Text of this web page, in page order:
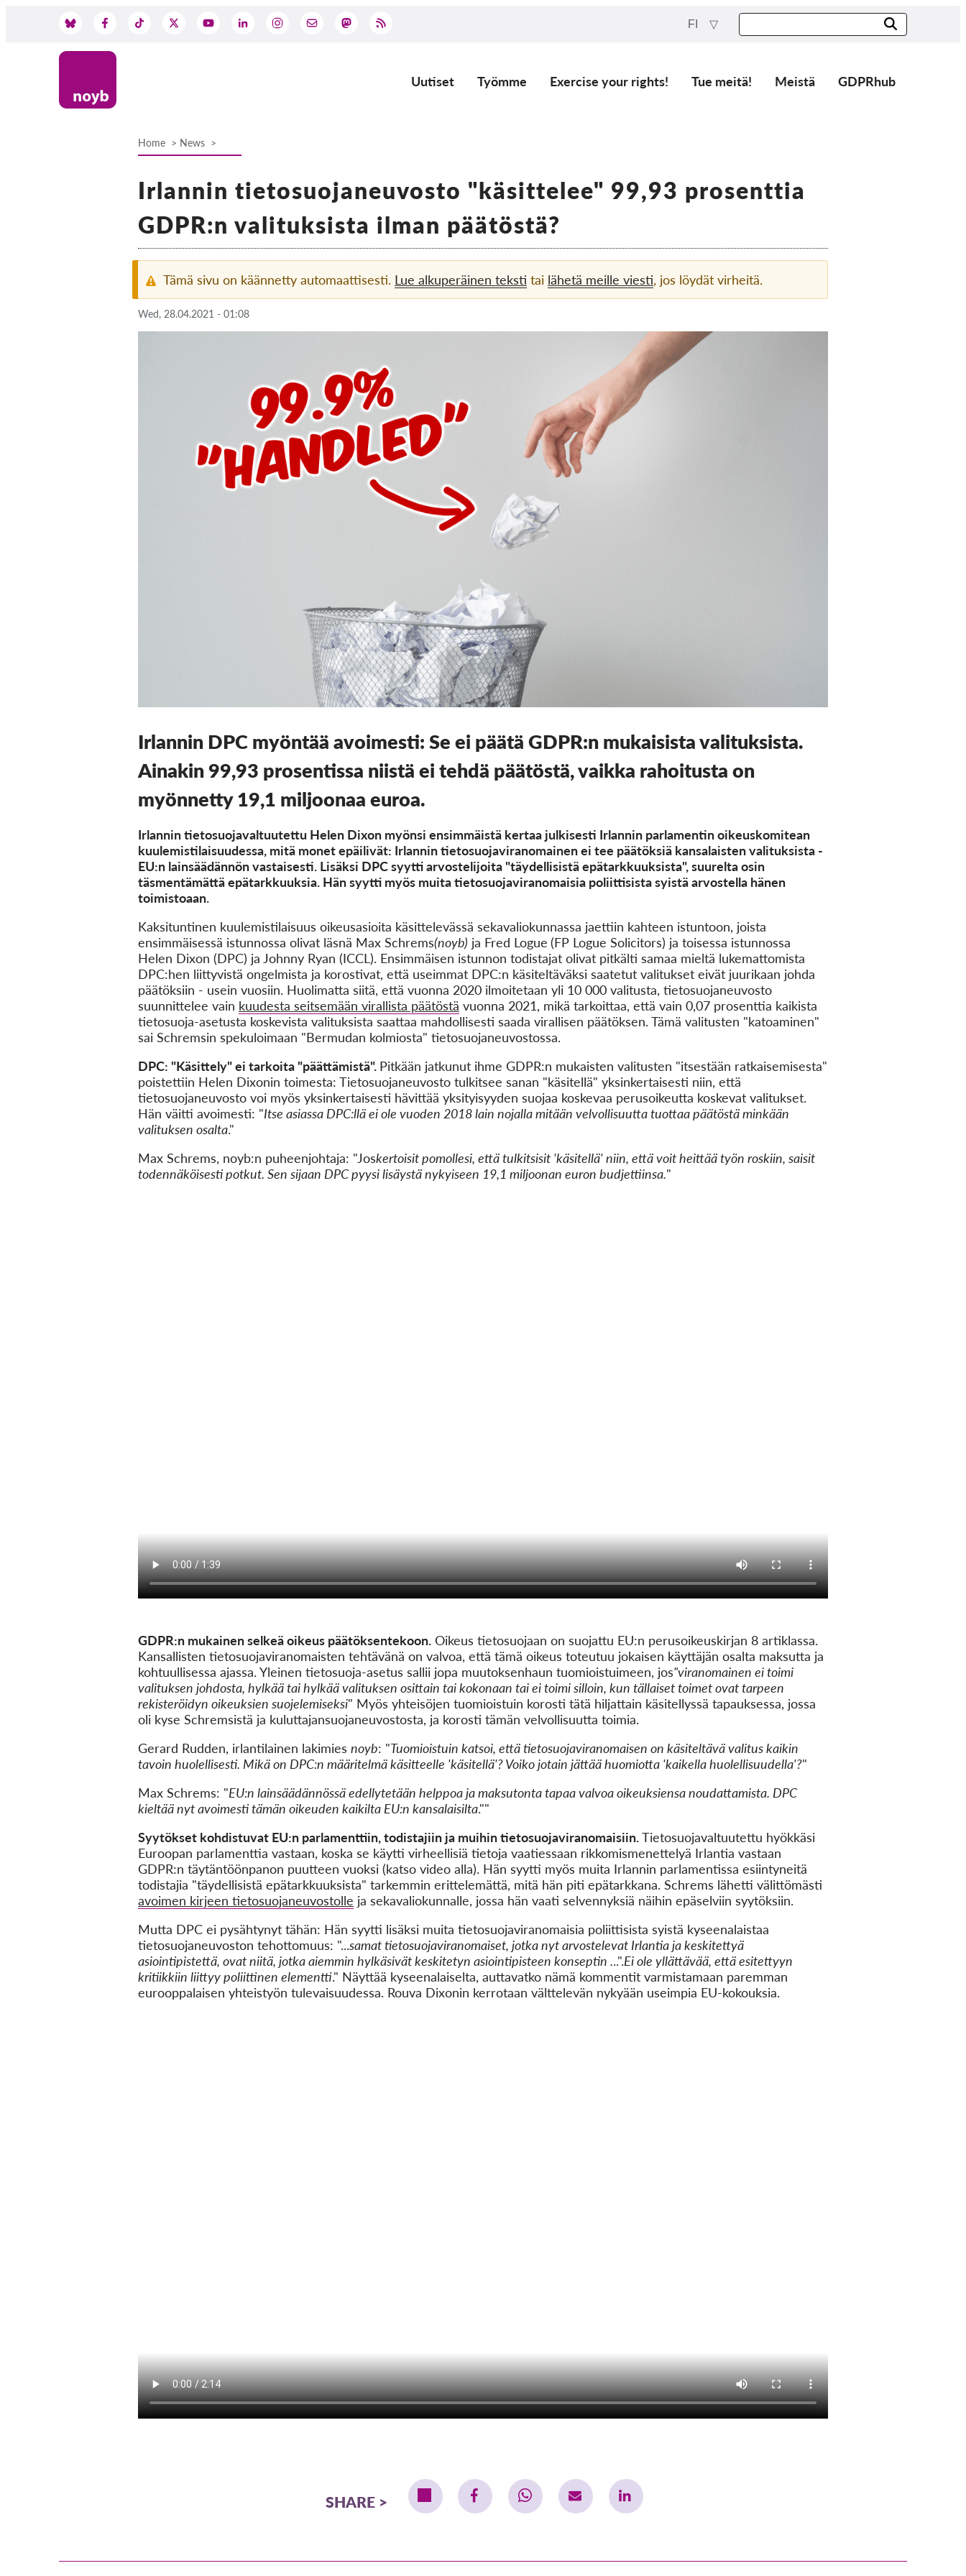
FI
Main
Uutiset Työmme Exercise your rights! Tue meitä! Meistä GDPRhub
Home News
Irlannin tietosuojaneuvosto "käsittelee" 99,93 prosenttia
GDPR:n valituksista ilman päätöstä?
Tämä sivu on käännetty automaattisesti. Lue alkuperäinen teksti tai lähetä meille viesti, jos löydät virheitä.
Wed, 28.04.2021 - 01:08
Irlannin DPC myöntää avoimesti: Se ei päätä GDPR:n mukaisista valituksista.
Ainakin 99,93 prosentissa niistä ei tehdä päätöstä, vaikka rahoitusta on
myönnetty 19,1 miljoonaa euroa.
Irlannin tietosuojavaltuutettu Helen Dixon myönsi ensimmäistä kertaa julkisesti Irlannin parlamentin oikeuskomitean
kuulemistilaisuudessa, mitä monet epäilivät: Irlannin tietosuojaviranomainen ei tee päätöksiä kansalaisten valituksista -
EU:n lainsäädännön vastaisesti. Lisäksi DPC syytti arvostelijoita "täydellisistä epätarkkuuksista", suurelta osin
täsmentämättä epätarkkuuksia. Hän syytti myös muita tietosuojaviranomaisia poliittisista syistä arvostella hänen
toimistoaan.
Kaksituntinen kuulemistilaisuus oikeusasioita käsittelevässä sekavaliokunnassa jaettiin kahteen istuntoon, joista
ensimmäisessä istunnossa olivat läsnä Max Schrems(noyb) ja Fred Logue (FP Logue Solicitors) ja toisessa istunnossa
Helen Dixon (DPC) ja Johnny Ryan (ICCL). Ensimmäisen istunnon todistajat olivat pitkälti samaa mieltä lukemattomista
DPC:hen liittyvistä ongelmista ja korostivat, että useimmat DPC:n käsiteltäväksi saatetut valitukset eivät juurikaan johda
päätöksiin - usein vuosiin. Huolimatta siitä, että vuonna 2020 ilmoitetaan yli 10 000 valitusta, tietosuojaneuvosto
suunnittelee vain kuudesta seitsemään virallista päätöstä vuonna 2021, mikä tarkoittaa, että vain 0,07 prosenttia kaikista
tietosuoja-asetusta koskevista valituksista saattaa mahdollisesti saada virallisen päätöksen. Tämä valitusten "katoaminen"
sai Schremsin spekuloimaan "Bermudan kolmiosta" tietosuojaneuvostossa.
DPC: "Käsittely" ei tarkoita "päättämistä". Pitkään jatkunut ihme GDPR:n mukaisten valitusten "itsestään ratkaisemisesta"
poistettiin Helen Dixonin toimesta: Tietosuojaneuvosto tulkitsee sanan "käsitellä" yksinkertaisesti niin, että
tietosuojaneuvosto voi myös yksinkertaisesti hävittää yksityisyyden suojaa koskevaa perusoikeutta koskevat valitukset.
Hän väitti avoimesti: "Itse asiassa DPC:llä ei ole vuoden 2018 lain nojalla mitään velvollisuutta tuottaa päätöstä minkään
valituksen osalta."
Max Schrems, noyb:n puheenjohtaja: "Joskertoisit pomollesi, että tulkitsisit 'käsitellä' niin, että voit heittää työn roskiin, saisit
todennäköisesti potkut. Sen sijaan DPC pyysi lisäystä nykyiseen 19,1 miljoonan euron budjettiinsa."
GDPR:n mukainen selkeä oikeus päätöksentekoon. Oikeus tietosuojaan on suojattu EU:n perusoikeuskirjan 8 artiklassa.
Kansallisten tietosuojaviranomaisten tehtävänä on valvoa, että tämä oikeus toteutuu jokaisen käyttäjän osalta maksutta ja
kohtuullisessa ajassa. Yleinen tietosuoja-asetus sallii jopa muutoksenhaun tuomioistuimeen, jos"viranomainen ei toimi
valituksen johdosta, hylkää tai hylkää valituksen osittain tai kokonaan tai ei toimi silloin, kun tällaiset toimet ovat tarpeen
rekisteröidyn oikeuksien suojelemiseksi" Myös yhteisöjen tuomioistuin korosti tätä hiljattain käsitellyssä tapauksessa, jossa
oli kyse Schremsistä ja kuluttajansuojaneuvostosta, ja korosti tämän velvollisuutta toimia.
Gerard Rudden, irlantilainen lakimies noyb: "Tuomioistuin katsoi, että tietosuojaviranomaisen on käsiteltävä valitus kaikin
tavoin huolellisesti. Mikä on DPC:n määritelmä käsitteelle 'käsitellä'? Voiko jotain jättää huomiotta 'kaikella huolellisuudella'?"
Max Schrems: "EU:n lainsäädännössä edellytetään helppoa ja maksutonta tapaa valvoa oikeuksiensa noudattamista. DPC
kieltää nyt avoimesti tämän oikeuden kaikilta EU:n kansalaisilta.""
Syytökset kohdistuvat EU:n parlamenttiin, todistajiin ja muihin tietosuojaviranomaisiin.Tietosuojavaltuutettu hyökkäsi
Euroopan parlamenttia vastaan, koska se käytti virheellisiä tietoja vaatiessaan rikkomismenettelyä Irlantia vastaan
GDPR:n täytäntöönpanon puutteen vuoksi (katso video alla). Hän syytti myös muita Irlannin parlamentissa esiintyneitä
todistajia "täydellisistä epätarkkuuksista" tarkemmin erittelemättä, mitä hän piti epätarkkana. Schrems lähetti välittömästi
avoimen kirjeen tietosuojaneuvostolle ja sekavaliokunnalle, jossa hän vaati selvennyksiä näihin epäselviin syytöksiin.
Mutta DPC ei pysähtynyt tähän: Hän syytti lisäksi muita tietosuojaviranomaisia poliittisista syistä kyseenalaistaa
tietosuojaneuvoston tehottomuus: "...samat tietosuojaviranomaiset, jotka nyt arvostelevat Irlantia ja keskitettyä
asiointipistettä, ovat niitä, jotka aiemmin hylkäsivät keskitetyn asiointipisteen konseptin ...".Ei ole yllättävää, että esitettyyn
kritiikkiin liittyy poliittinen elementti." Näyttää kyseenalaiselta, auttavatko nämä kommentit varmistamaan paremman
eurooppalaisen yhteistyön tulevaisuudessa. Rouva Dixonin kerrotaan välttelevän nykyään useimpia EU-kokouksia.
SHARE